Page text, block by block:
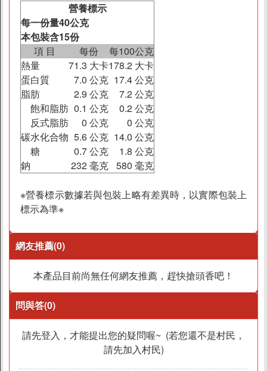
商店資訊
關於我們
素食分類說明
隱私權聲明
客戶服務
訂單/配送進度查詢
營養標示
每一份量40公克
本包裝含15份
項 目
每份
每100公克
熱量
71.3 大卡178.2 大卡
蛋白質
7.0 公克 17.4 公克
脂肪
2.9 公克
7.2 公克
飽和脂肪 0.1 公克
0.2 公克
反式脂肪
0 公克
0 公克
碳水化合物 5.6 公克 14.0 公克
糖
0.7 公克
1.8 公克
鈉
232 毫克 580 毫克
※營養標示數據若與包裝上略有差異時，以實際包裝上
標示為準※
網友推薦(0)
本產品目前尚無任何網友推薦，趕快搶頭香吧！
問與答(0)
請先登入，才能提出您的疑問喔~ (若您還不是村民，
請先加入村民)